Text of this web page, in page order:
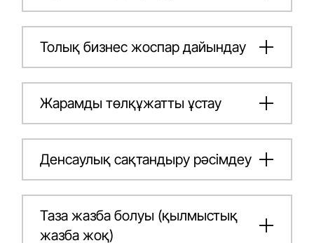
Толық бизнес жоспар дайындау
Жарамды төлқұжатты ұстау
Денсаулық сақтандыру рәсімдеу
Таза жазба болуы (қылмыстық
жазба жоқ)